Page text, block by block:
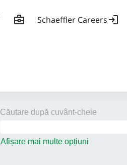
Căutare după cuvânt-cheie
Afișare mai multe opțiuni